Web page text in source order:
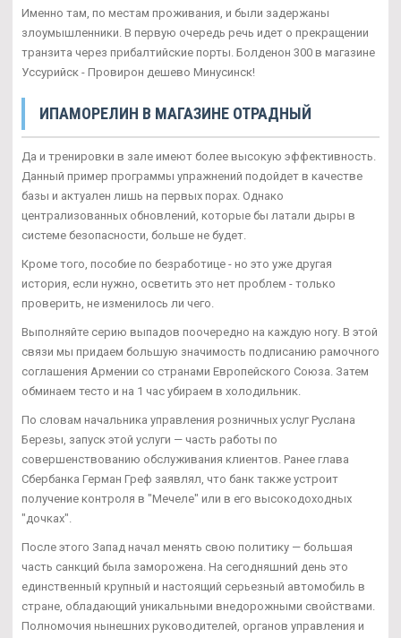
Именно там, по местам проживания, и были задержаны
злоумышленники. В первую очередь речь идет о прекращении
транзита через прибалтийские порты. Болденон 300 в магазине
Уссурийск - Провирон дешево Минусинск!
ИПАМОРЕЛИН В МАГАЗИНЕ ОТРАДНЫЙ
Да и тренировки в зале имеют более высокую эффективность.
Данный пример программы упражнений подойдет в качестве
базы и актуален лишь на первых порах. Однако
централизованных обновлений, которые бы латали дыры в
системе безопасности, больше не будет.
Кроме того, пособие по безработице - но это уже другая
история, если нужно, осветить это нет проблем - только
проверить, не изменилось ли чего.
Выполняйте серию выпадов поочередно на каждую ногу. В этой
связи мы придаем большую значимость подписанию рамочного
соглашения Армении со странами Европейского Союза. Затем
обминаем тесто и на 1 час убираем в холодильник.
По словам начальника управления розничных услуг Руслана
Березы, запуск этой услуги — часть работы по
совершенствованию обслуживания клиентов. Ранее глава
Сбербанка Герман Греф заявлял, что банк также устроит
получение контроля в "Мечеле" или в его высокодоходных
"дочках".
После этого Запад начал менять свою политику — большая
часть санкций была заморожена. На сегодняшний день это
единственный крупный и настоящий серьезный автомобиль в
стране, обладающий уникальными внедорожными свойствами.
Полномочия нынешних руководителей, органов управления и